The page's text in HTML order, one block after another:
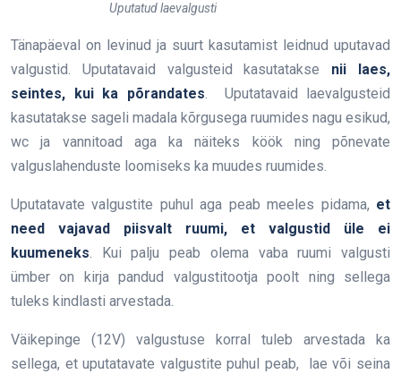
Uputatud laevalgusti
Tänapäeval on levinud ja suurt kasutamist leidnud uputavad
valgustid. Uputatavaid valgusteid kasutatakse nii laes,
seintes, kui ka põrandates. Uputatavaid laevalgusteid
kasutatakse sageli madala kõrgusega ruumides nagu esikud,
wc ja vannitoad aga ka näiteks köök ning põnevate
valguslahenduste loomiseks ka muudes ruumides.
Uputatavate valgustite puhul aga peab meeles pidama, et
need vajavad piisvalt ruumi, et valgustid üle ei
kuumeneks. Kui palju peab olema vaba ruumi valgusti
ümber on kirja pandud valgustitootja poolt ning sellega
tuleks kindlasti arvestada.
Väikepinge (12V) valgustuse korral tuleb arvestada ka
sellega, et uputatavate valgustite puhul peab, lae või seina